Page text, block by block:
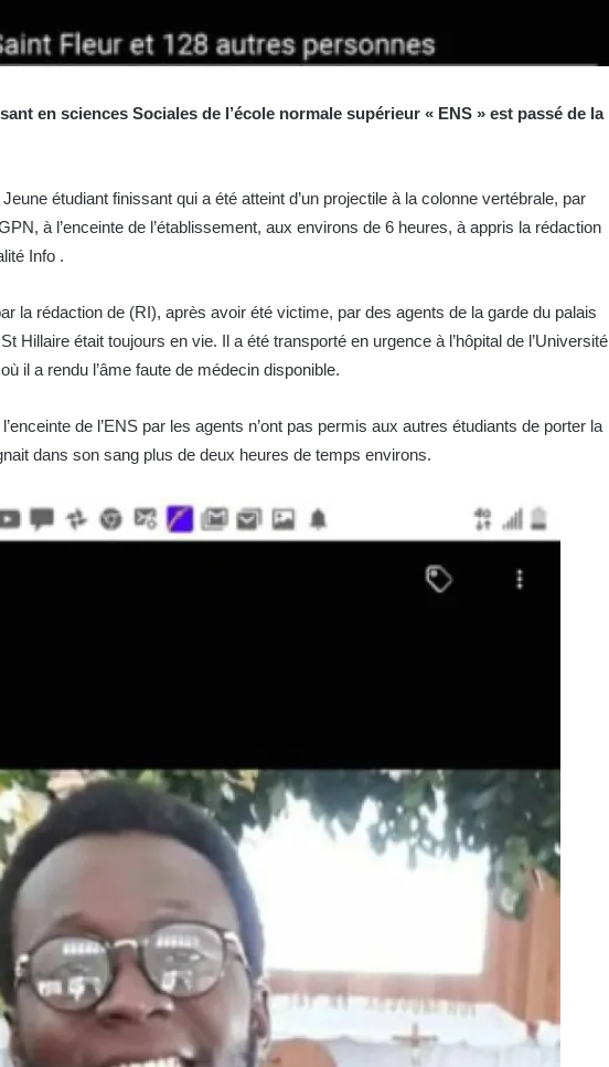
en sciences Sociales de l’école normale supérieur « ENS » est passé de la
étudiant finissant qui a été atteint d’un projectile à la colonne vertébrale, par
à l’enceinte de l’établissement, aux environs de 6 heures, à appris la rédaction
Info .
la rédaction de (RI), après avoir été victime, par des agents de la garde du palais
Hillaire était toujours en vie. Il a été transporté en urgence à l’hôpital de l’Université
il a rendu l’âme faute de médecin disponible.
de l’ENS par les agents n’ont pas permis aux autres étudiants de porter la
dans son sang plus de deux heures de temps environs.